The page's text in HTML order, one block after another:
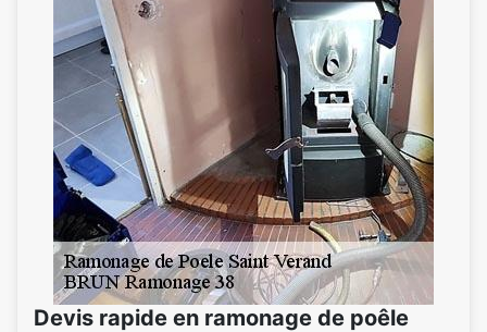
Devis rapide en ramonage de poêle